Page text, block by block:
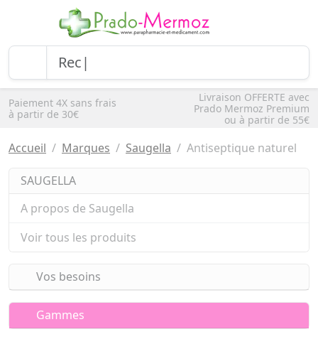
Paiement 4X sans frais
à partir de 30€
Livraison OFFERTE avec
Prado Mermoz Premium
ou à partir de 55€
Accueil Marques Saugella Antiseptique naturel
SAUGELLA
A propos de Saugella
Voir tous les produits
Vos besoins
Gammes